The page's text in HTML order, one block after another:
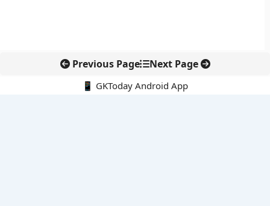
Previous Page Next Page
📱 GKToday Android App